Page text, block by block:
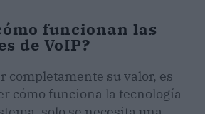
funcionan las
de VoIP?
completamente su valor, es
cómo funciona la tecnología